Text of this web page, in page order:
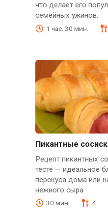
что делает его
семейных ужинов.
1 час. 30 мин.
Пикантные
Рецепт пикантных
тесте — идеальное
перекуса дома или
нежного сыра
30 мин. 4